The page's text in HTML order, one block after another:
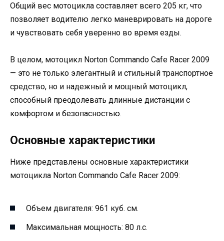
Общий вес мотоцикла составляет всего 205 кг, что
позволяет водителю легко маневрировать на дороге
и чувствовать себя уверенно во время езды.
В целом, мотоцикл Norton Commando Cafe Racer 2009
— это не только элегантный и стильный транспортное
средство, но и надежный и мощный мотоцикл,
способный преодолевать длинные дистанции с
комфортом и безопасностью.
Основные характеристики
Ниже представлены основные характеристики
мотоцикла Norton Commando Cafe Racer 2009:
Объем двигателя: 961 куб. см.
Максимальная мощность: 80 л.с.